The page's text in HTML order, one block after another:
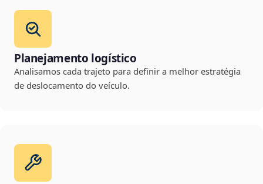
Planejamento logístico
Analisamos cada trajeto para definir a melhor estratégia
de deslocamento do veículo.